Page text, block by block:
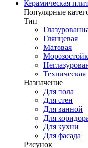
Керамическая
Популярные
Тип
Глянцевая
Матовая
Техническая
Назначение
Для пола
Для стен
Для ванной
Для коридора
Для кухни
Для фасада
Рисунок